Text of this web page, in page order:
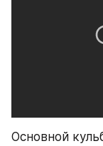
Основной